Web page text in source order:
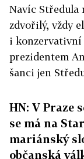
Navíc Středula
zdvořilý, vždy
i konzervativní
prezidentem
šanci jen
HN: V Praze
se má na
mariánský
občanská